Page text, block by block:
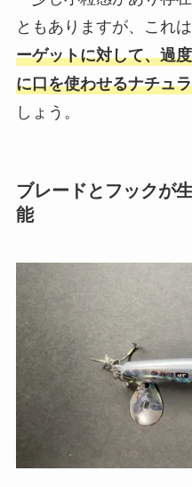
ともありますが、これは
ーゲットに対して、過
に口を使わせるナチュ
しょう。
ブレードとフックが
能